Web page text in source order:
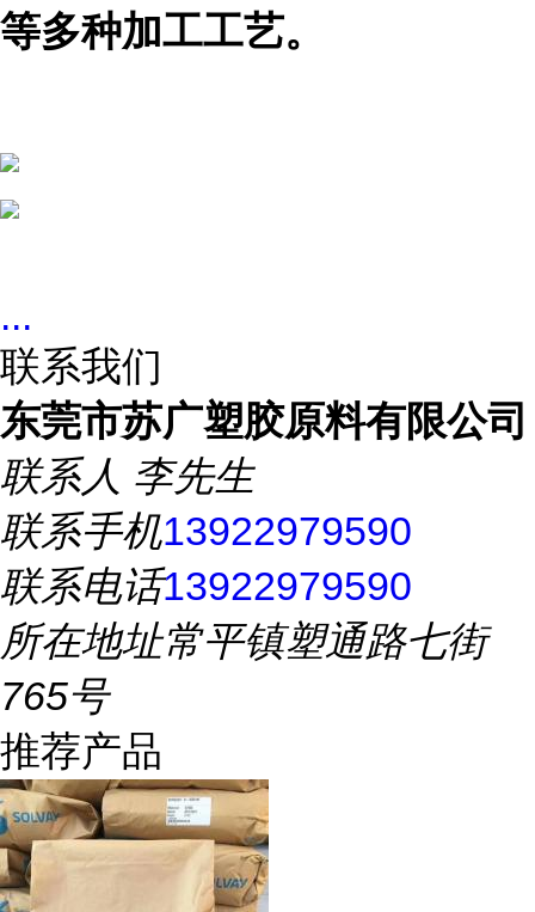
等多种加工工艺。
...
联系我们
东莞市苏广塑胶原料有限公司
联系人 李先生
联系手机13922979590
联系电话13922979590
所在地址常平镇塑通路七街
765号
推荐产品